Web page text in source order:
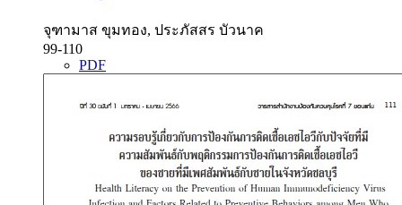
จุฑามาส ขุมทอง, ประภัสสร บัวนาค
99-110
PDF